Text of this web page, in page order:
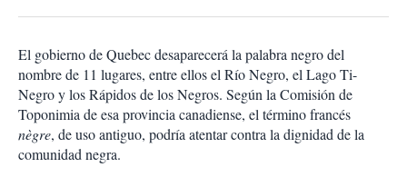
c
m
p
a
r
i
r
El gobierno de Quebec desaparecerá la palabra negro del
nombre de 11 lugares, entre ellos el Río Negro, el Lago Ti-
Negro y los Rápidos de los Negros. Según la Comisión de
Toponimia de esa provincia canadiense, el término francés
nègre, de uso antiguo, podría atentar contra la dignidad de la
comunidad negra.